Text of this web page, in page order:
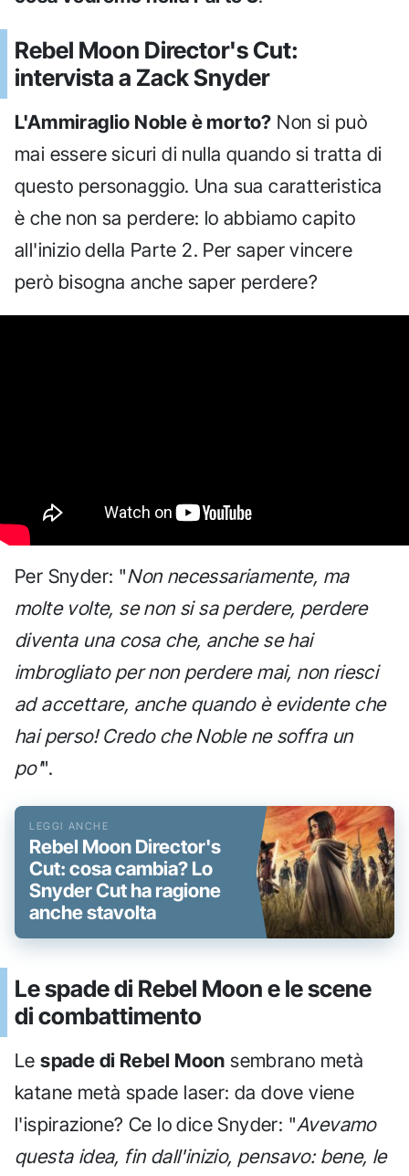
Rebel Moon Director's Cut:
intervista a Zack Snyder
L'Ammiraglio Noble è morto? Non si può
mai essere sicuri di nulla quando si tratta di
questo personaggio. Una sua caratteristica
è che non sa perdere: lo abbiamo capito
all'inizio della Parte 2. Per saper vincere
però bisogna anche saper perdere?
Per Snyder: "Non necessariamente, ma
molte volte, se non si sa perdere, perdere
diventa una cosa che, anche se hai
imbrogliato per non perdere mai, non riesci
ad accettare, anche quando è evidente che
hai perso! Credo che Noble ne soffra un
po'".
Rebel Moon Director's
Cut: cosa cambia? Lo
Snyder Cut ha ragione
anche stavolta
Le spade di Rebel Moon e le scene
di combattimento
Lespade di Rebel Moon sembrano metà
katane metà spade laser: da dove viene
l'ispirazione? Ce lo dice Snyder: "Avevamo
questa idea, fin dall'inizio, pensavo: bene, le